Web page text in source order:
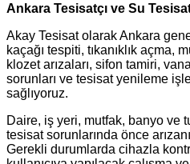
Ankara Tesisatçı ve Su
Akay Tesisat olarak Ankara
kaçağı tespiti, tıkanıklık açma,
klozet arızaları, sifon tamiri,
sorunları ve tesisat yenileme
sağlıyoruz.
Daire, iş yeri, mutfak, banyo ve
tesisat sorunlarında önce
Gerekli durumlarda cihazla